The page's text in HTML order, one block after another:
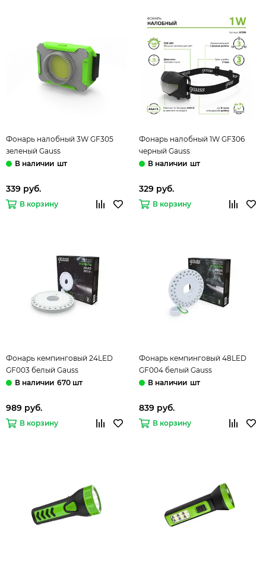
Фонарь налобный 3W GF305
зеленый Gauss
шт
339 руб.
В корзину
Фонарь налобный 1W GF306
черный Gauss
шт
329 руб.
В корзину
Фонарь кемпинговый 24LED
GF003 белый Gauss
670 шт
989 руб.
В корзину
Фонарь кемпинговый 48LED
GF004 белый Gauss
шт
839 руб.
В корзину